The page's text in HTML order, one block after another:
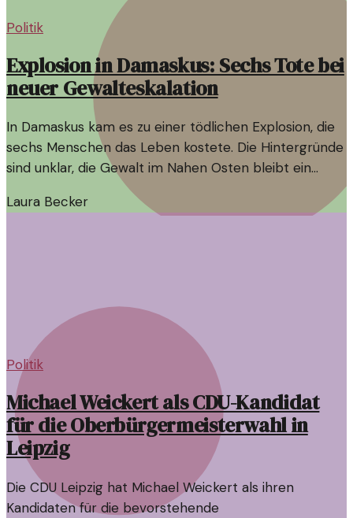
Politik
Explosion in Damaskus: Sechs Tote bei
neuer Gewalteskalation
In Damaskus kam es zu einer tödlichen Explosion, die
sechs Menschen das Leben kostete. Die Hintergründe
sind unklar, die Gewalt im Nahen Osten bleibt ein
besorgniserregendes Thema.
Laura Becker
Politik
Michael Weickert als CDU-Kandidat
für die Oberbürgermeisterwahl in
Leipzig
Die CDU Leipzig hat Michael Weickert als ihren
Kandidaten für die bevorstehende